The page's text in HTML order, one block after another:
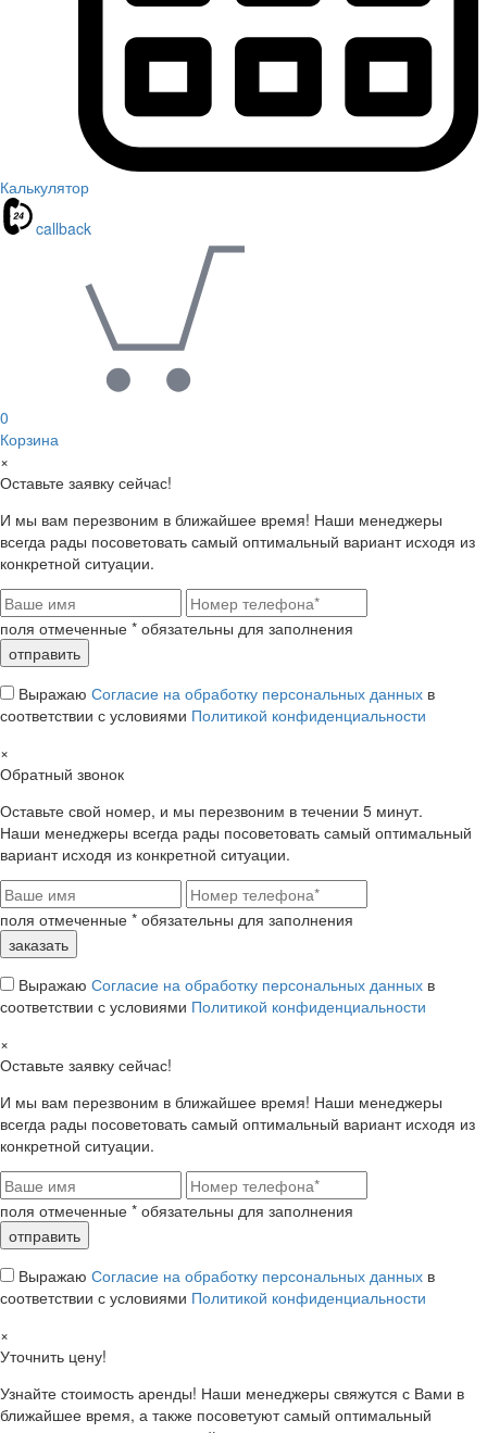
Калькулятор
callback
0
Корзина
×
Оставьте заявку сейчас!
И мы вам перезвоним в ближайшее время! Наши менеджеры
всегда рады посоветовать самый оптимальный вариант исходя из
конкретной ситуации.
поля отмеченные * обязательны для заполнения
Выражаю Согласие на обработку персональных данных в
соответствии с условиями Политикой конфиденциальности
×
Обратный звонок
Оставьте свой номер, и мы перезвоним в течении 5 минут.
Наши менеджеры всегда рады посоветовать самый оптимальный
вариант исходя из конкретной ситуации.
поля отмеченные * обязательны для заполнения
Выражаю Согласие на обработку персональных данных в
соответствии с условиями Политикой конфиденциальности
×
Оставьте заявку сейчас!
И мы вам перезвоним в ближайшее время! Наши менеджеры
всегда рады посоветовать самый оптимальный вариант исходя из
конкретной ситуации.
поля отмеченные * обязательны для заполнения
Выражаю Согласие на обработку персональных данных в
соответствии с условиями Политикой конфиденциальности
×
Уточнить цену!
Узнайте стоимость аренды! Наши менеджеры свяжутся с Вами в
ближайшее время, а также посоветуют самый оптимальный